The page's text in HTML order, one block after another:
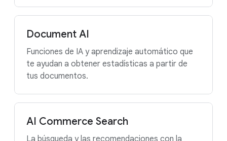
Document AI
Funciones de IA y aprendizaje automático que
te ayudan a obtener estadísticas a partir de
tus documentos.
AI Commerce Search
La búsqueda y las recomendaciones con la